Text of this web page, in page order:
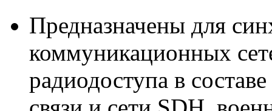
Предназначены для
коммуникационных
радиодоступа в